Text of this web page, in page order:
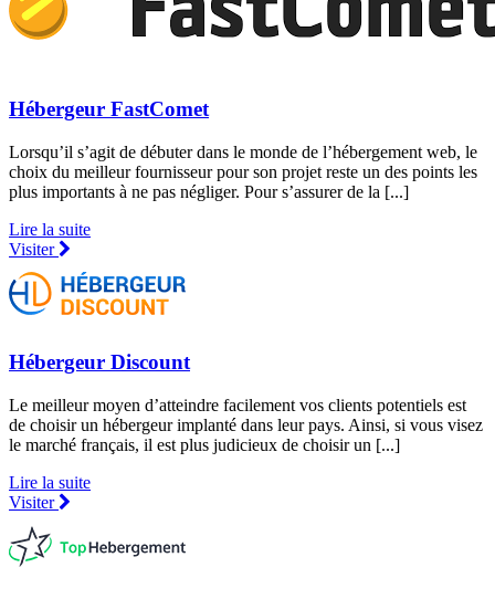
Hébergeur FastComet
Lorsqu’il s’agit de débuter dans le monde de l’hébergement web, le
choix du meilleur fournisseur pour son projet reste un des points les
plus importants à ne pas négliger. Pour s’assurer de la [...]
Lire la suite
Visiter
Hébergeur Discount
Le meilleur moyen d’atteindre facilement vos clients potentiels est
de choisir un hébergeur implanté dans leur pays. Ainsi, si vous visez
le marché français, il est plus judicieux de choisir un [...]
Lire la suite
Visiter